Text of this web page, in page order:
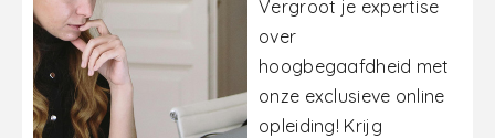
Vergroot je expertise
over
hoogbegaafdheid met
onze exclusieve online
opleiding! Krijg